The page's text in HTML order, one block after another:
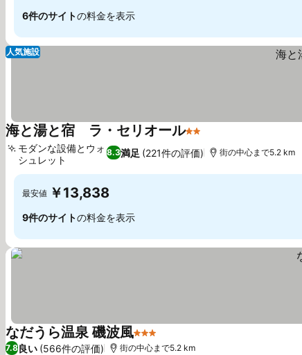
6件のサイトの料金を表示
人気施設
海と湯と宿 ラ・セリオール2 ホテルのランク
8.3満足 (221件の評価)
モダンな設備とウォ
シュレット
街の中心まで5.2 km
最安値 ￥13,838
9件のサイトの料金を表示
なだうら温泉 磯波風3 ホテルのランク
7.8良い (566件の評価) 街の中心まで5.2 km